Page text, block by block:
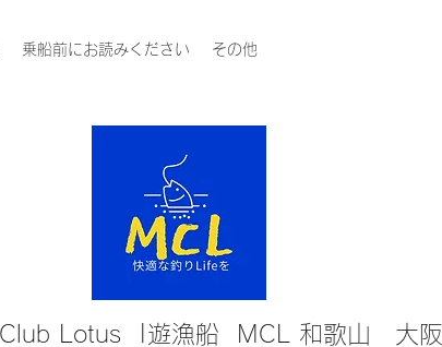
乗船前にお読みください その他
Lotus |遊漁船 MCL 和歌山 大阪